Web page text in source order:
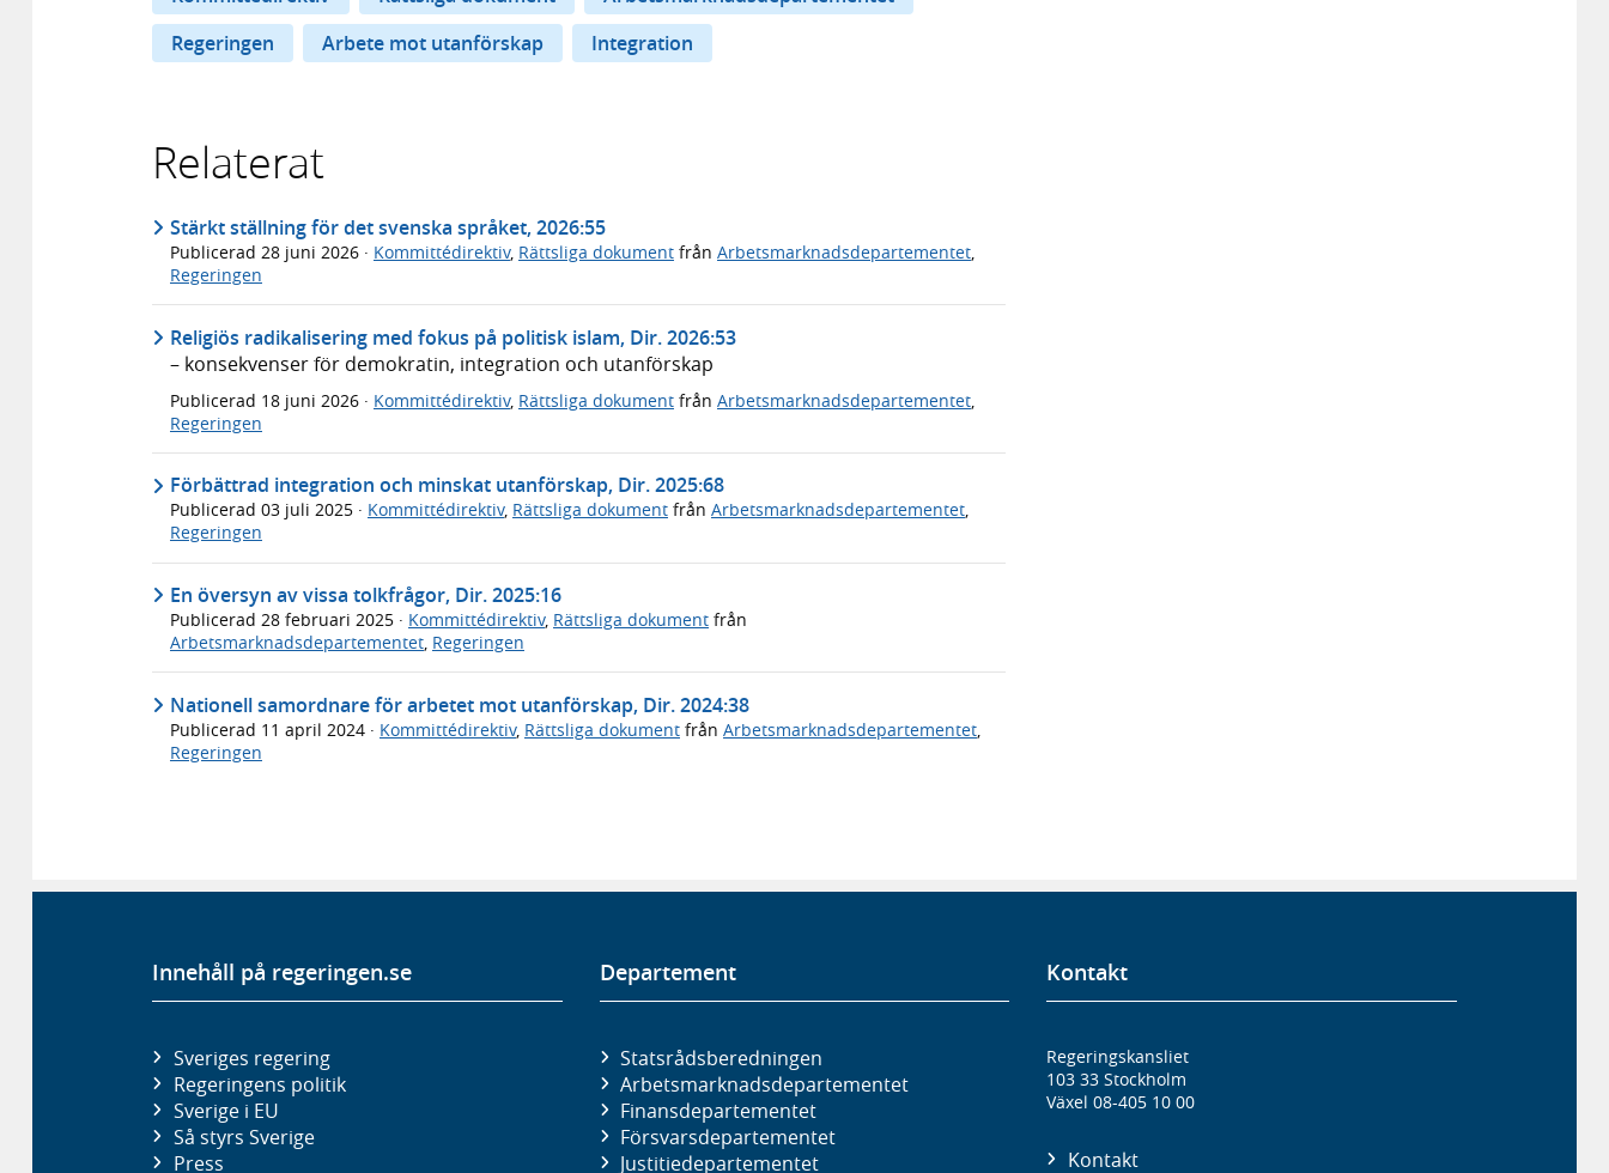
Regeringen
Arbete mot utanförskap Integration
Relaterat
Stärkt ställning för det svenska språket, 2026:55
Publicerad 28 juni 2026 · Kommittédirektiv, Rättsliga dokument från Arbetsmarknadsdepartementet,
Regeringen
Religiös radikalisering med fokus på politisk islam, Dir. 2026:53
– konsekvenser för demokratin, integration och utanförskap
Publicerad 18 juni 2026 · Kommittédirektiv, Rättsliga dokument från Arbetsmarknadsdepartementet
Regeringen
Förbättrad integration och minskat utanförskap, Dir. 2025:68
Publicerad 03 juli 2025 · Kommittédirektiv, Rättsliga dokument från Arbetsmarknadsdepartementet,
Regeringen
En översyn av vissa tolkfrågor, Dir. 2025:16
Publicerad 28 februari 2025 · Kommittédirektiv, Rättsliga dokument från
Arbetsmarknadsdepartementet, Regeringen
Nationell samordnare för arbetet mot utanförskap, Dir. 2024:38
Publicerad 11 april 2024 · Kommittédirektiv, Rättsliga dokument från Arbetsmarknadsdepartementet
Regeringen
Innehåll på regeringen.se
Sveriges regering
Regeringens politik
Sverige i EU
Så styrs Sverige
Press
Departement
Statsrådsberedningen
Arbetsmarknads­departementet
Finans­departementet
Försvars­departementet
Justitie­departementet
Kontakt
Regeringskansliet
103 33 Stockholm
Växel 08-405 10 00
Kontakt